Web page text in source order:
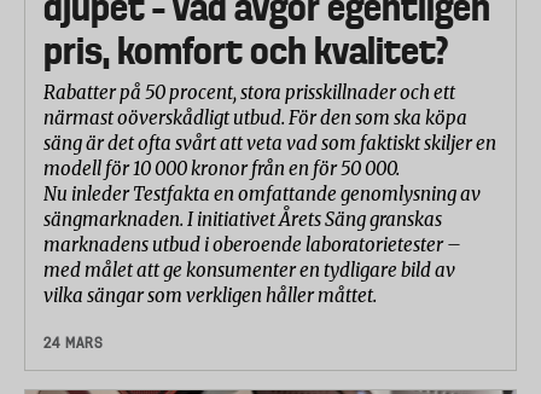
pris, komfort och kvalitet?
Rabatter på 50 procent, stora prisskillnader och ett
närmast oöverskådligt utbud. För den som ska köpa
säng är det ofta svårt att veta vad som faktiskt skiljer en
modell för 10 000 kronor från en för 50 000.
Nu inleder Testfakta en omfattande genomlysning av
sängmarknaden. I initiativet Årets Säng granskas
marknadens utbud i oberoende laboratorietester –
med målet att ge konsumenter en tydligare bild av
vilka sängar som verkligen håller måttet.
24 MARS